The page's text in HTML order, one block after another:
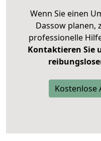
Wenn Sie einen
Dassow planen,
professionelle
Kontaktieren Sie
Kostenlose